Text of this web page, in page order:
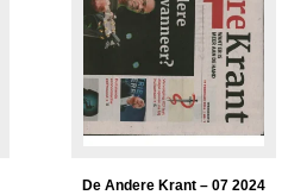
De Andere Krant – 07 2024